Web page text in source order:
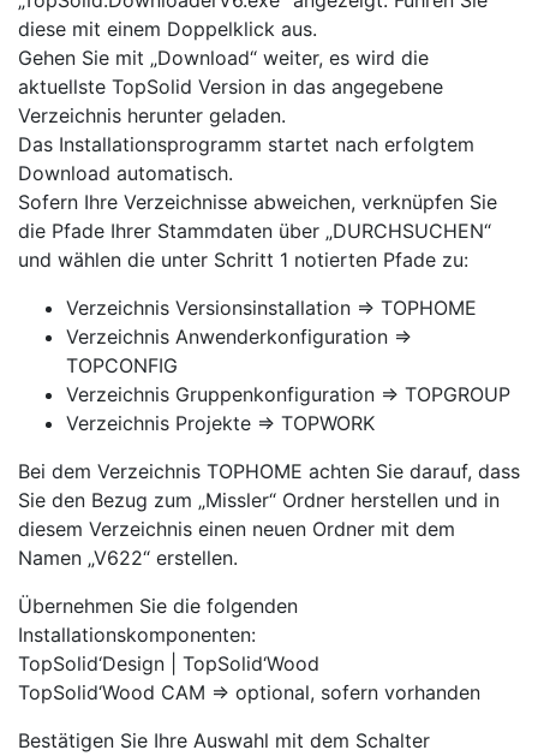
diese mit einem Doppelklick aus.
Gehen Sie mit „Download“ weiter, es wird die
aktuellste TopSolid Version in das angegebene
Verzeichnis herunter geladen.
Das Installationsprogramm startet nach erfolgtem
Download automatisch.
Sofern Ihre Verzeichnisse abweichen, verknüpfen Sie
die Pfade Ihrer Stammdaten über „DURCHSUCHEN“
und wählen die unter Schritt 1 notierten Pfade zu:
Verzeichnis Versionsinstallation => TOPHOME
Verzeichnis Anwenderkonfiguration =>
TOPCONFIG
Verzeichnis Gruppenkonfiguration => TOPGROUP
Verzeichnis Projekte => TOPWORK
Bei dem Verzeichnis TOPHOME achten Sie darauf, dass
Sie den Bezug zum „Missler“ Ordner herstellen und in
diesem Verzeichnis einen neuen Ordner mit dem
Namen „V622“ erstellen.
Übernehmen Sie die folgenden
Installationskomponenten:
TopSolid‘Design | TopSolid‘Wood
TopSolid‘Wood CAM => optional, sofern vorhanden
Bestätigen Sie Ihre Auswahl mit dem Schalter